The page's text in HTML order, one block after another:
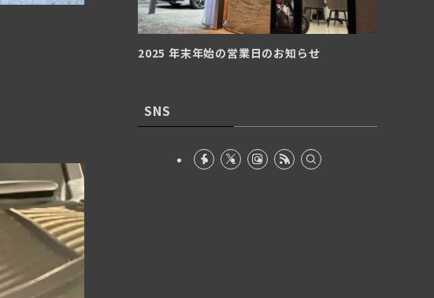
2025 年末年始の営業日のお知らせ
SNS